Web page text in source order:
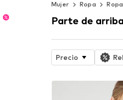
Mujer Ropa
Parte de
Precio